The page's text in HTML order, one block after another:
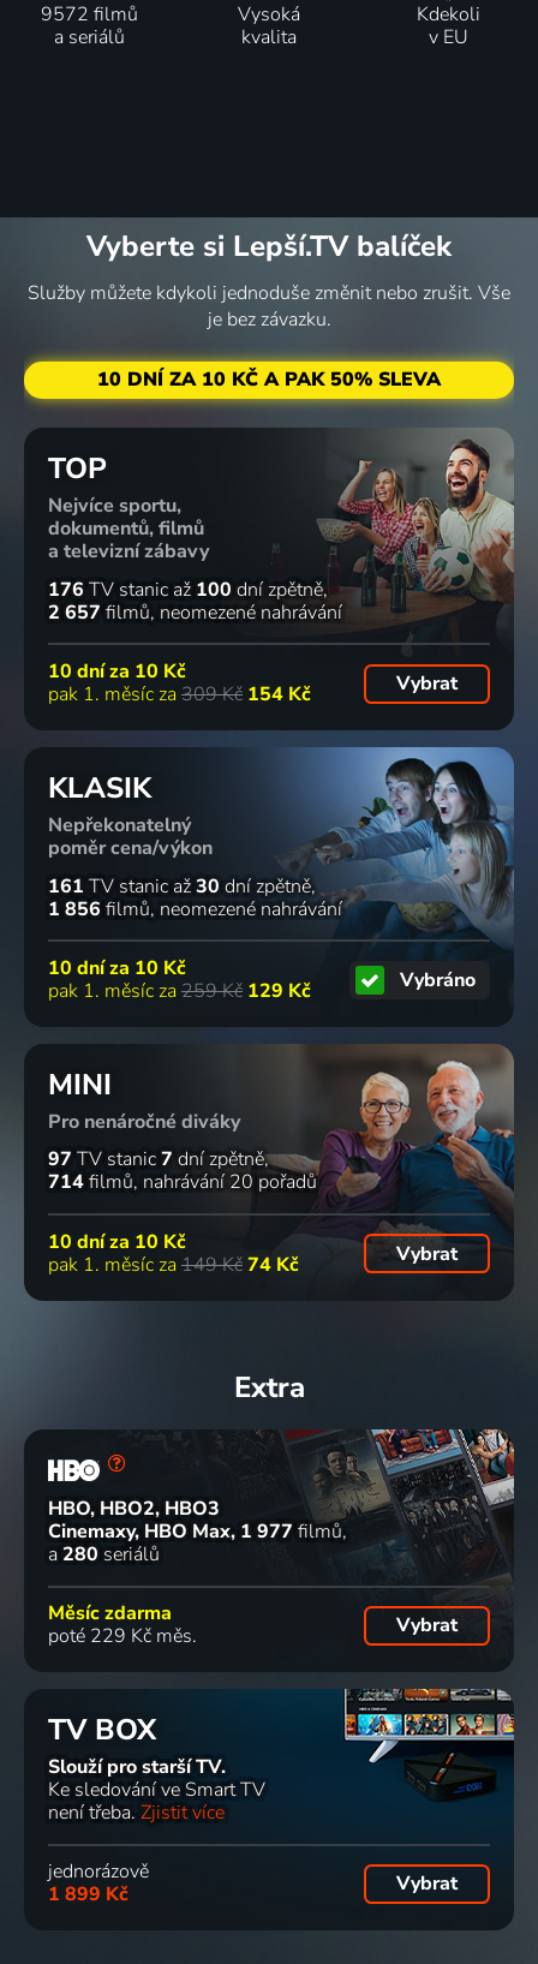
9572 filmů
a seriálů
Vysoká
kvalita
Kdekoli
v EU
Vyberte si Lepší.TV balíček
Služby můžete kdykoli jednoduše změnit nebo zrušit. Vše
je bez závazku.
10 DNÍ ZA 10 KČ A PAK 50% SLEVA
TOP
Nejvíce sportu,
dokumentů, filmů
a televizní zábavy
176 TV stanic až 100 dní zpětně
2 657 filmů neomezené nahrávání
10 dní za 10 Kč
pak 1. měsíc za 309 Kč 154 Kč Vybrat
KLASIK
Nepřekonatelný
poměr cena/výkon
161 TV stanic až30 dní zpětně
1 856 filmů neomezené nahrávání
10 dní za 10 Kč
pak 1. měsíc za 259 Kč 129 Kč Vybráno
MINI
Pro nenáročné diváky
97 TV stanic7 dní zpětně
714filmů nahrávání 20 pořadů
10 dní za 10 Kč
pak 1. měsíc za 149 Kč74 Kč Vybrat
Extra
HBO, HBO2, HBO3
Cinemaxy, HBO Max 1 977 filmů
a 280 seriálů
Měsíc zdarma
poté 229 Kč měs.
Vybrat
TV BOX
Slouží pro starší TV.
Ke sledování ve Smart TV
není třeba. Zjistit více
jednorázově
1 899 Kč
Vybrat